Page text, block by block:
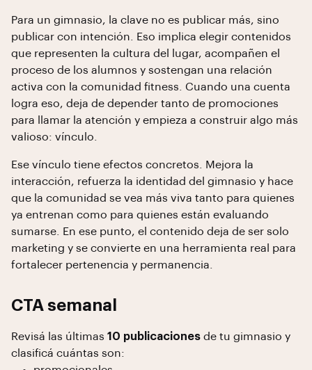
Para un gimnasio, la clave no es publicar más, sino
publicar con intención. Eso implica elegir contenidos
que representen la cultura del lugar, acompañen el
proceso de los alumnos y sostengan una relación
activa con la comunidad fitness. Cuando una cuenta
logra eso, deja de depender tanto de promociones
para llamar la atención y empieza a construir algo más
valioso: vínculo.
Ese vínculo tiene efectos concretos. Mejora la
interacción, refuerza la identidad del gimnasio y hace
que la comunidad se vea más viva tanto para quienes
ya entrenan como para quienes están evaluando
sumarse. En ese punto, el contenido deja de ser solo
marketing y se convierte en una herramienta real para
fortalecer pertenencia y permanencia.
CTA semanal
Revisá las últimas 10 publicaciones de tu gimnasio y
clasificá cuántas son: